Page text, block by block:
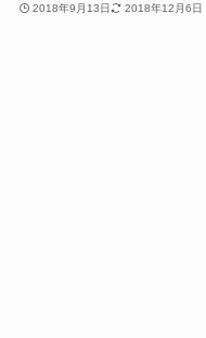
2018年9月13日 2018年12月6日